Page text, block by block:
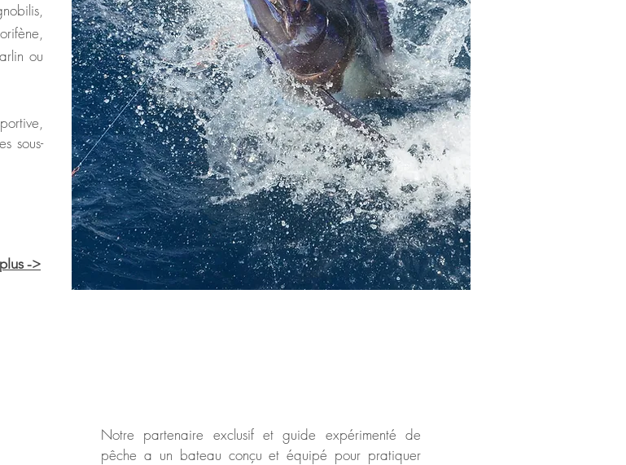
ou
sous-
->
Notre partenaire exclusif et guide expérimenté de
pêche a un bateau conçu et équipé pour pratiquer